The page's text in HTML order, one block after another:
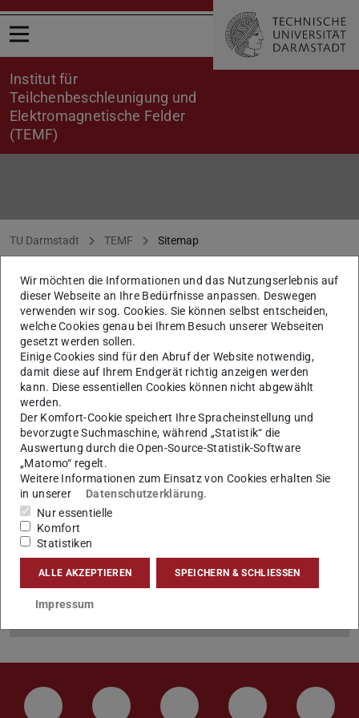
Menü öffnen
Institut für
Teilchenbeschleunigung und
Elektromagnetische Felder
(TEMF)
Sie befinden sich hier:
TU Darmstadt TEMF Sitemap
Sitemap
www.temf.tu-darmstadt.de
Home
Team
Alumni
Wir möchten die Informationen und das Nutzungserlebnis auf
dieser Webseite an Ihre Bedürfnisse anpassen. Deswegen
verwenden wir sog. Cookies. Sie können selbst entscheiden,
welche Cookies genau bei Ihrem Besuch unserer Webseiten
gesetzt werden sollen.
Einige Cookies sind für den Abruf der Website notwendig,
damit diese auf Ihrem Endgerät richtig anzeigen werden
kann. Diese essentiellen Cookies können nicht abgewählt
werden.
Der Komfort-Cookie speichert Ihre Spracheinstellung und
bevorzugte Suchmaschine, während „Statistik“ die
Auswertung durch die Open-Source-Statistik-Software
„Matomo“ regelt.
Weitere Informationen zum Einsatz von Cookies erhalten Sie
in unserer
Datenschutzerklärung.
Nur essentielle
Komfort
Statistiken
ALLE AKZEPTIEREN SPEICHERN & SCHLIESSEN
Impressum